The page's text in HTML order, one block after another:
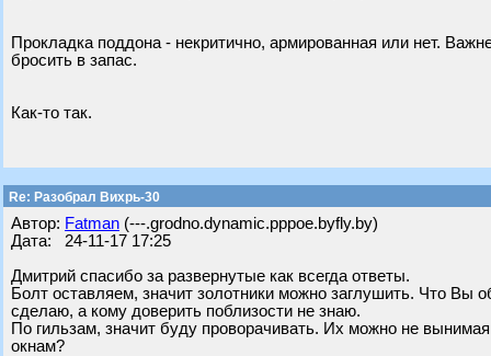
Прокладка поддона - некритично, армированная или нет.
бросить в запас.
Как-то так.
Re: Разобрал Вихрь-30
Автор: Fatman (---.grodno.dynamic.pppoe.byfly.by)
Дата: 24-11-17 17:25
Дмитрий спасибо за развернутые как всегда ответы.
Болт оставляем, значит золотники можно заглушить. Что
сделаю, а кому доверить поблизости не знаю.
По гильзам, значит буду проворачивать. Их можно не
окнам?